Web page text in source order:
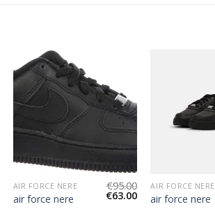
AIR FORCE NERE
air force nere
€95.00
€63.00
AIR FORCE NERE
air force nere